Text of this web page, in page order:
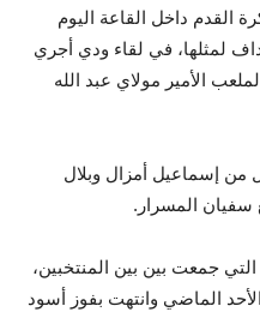
القدم داخل القاعة اليوم
لمثلها، في لقاء ودي أجري
الأمير مولاي عبد الله
إسماعيل أمزال وبلال
سفيان المسرار.
التي جمعت بين بين المنتخبين،
الماضي وانتهت بفوز أسود